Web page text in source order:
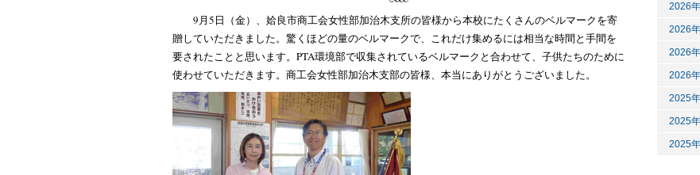
9月5日（金）、姶良市商工会女性部加治木支所の皆様から本校にたくさんのベルマークを寄
贈していただきました。驚くほどの量のベルマークで、これだけ集めるには相当な時間と手間を
要されたことと思います。PTA環境部で収集されているベルマークと合わせて、子供たちのために
使わせていただきます。商工会女性部加治木支部の皆様、本当にありがとうございました。
2026
2026
2026
2026
2025
2025
2025